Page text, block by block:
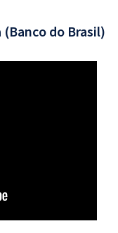
do Brasil)